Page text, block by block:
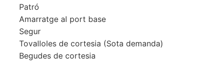
Patró
Amarratge al port base
Segur
Tovalloles de cortesia (Sota demanda)
Begudes de cortesia